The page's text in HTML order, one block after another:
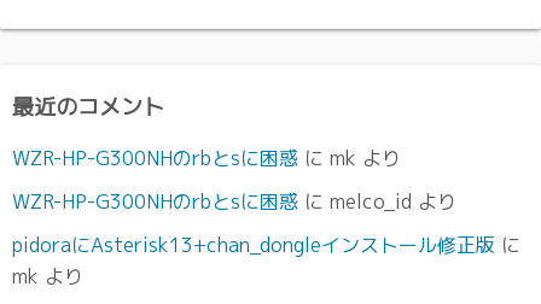
最近のコメント
WZR-HP-G300NHのrbとsに困惑 に mk より
WZR-HP-G300NHのrbとsに困惑 に melco_id より
pidoraにAsterisk13+chan_dongleインストール修正版 に
mk より